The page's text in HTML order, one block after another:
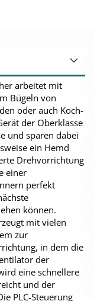
arbeitet mit
Bügeln von
oder auch Koch-
der Oberklasse
und sparen dabei
ein Hemd
Drehvorrichtung
einer
perfekt
können.
mit vielen
zur
in dem die
der
eine schnellere
und der
PLC-Steuerung